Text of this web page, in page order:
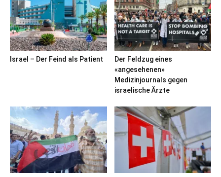
Israel – Der Feind als Patient
Der Feldzug eines
«angesehenen»
Medizinjournals gegen
israelische Ärzte